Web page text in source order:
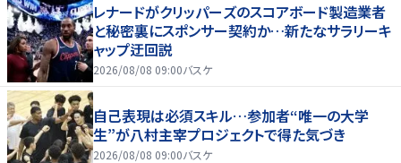
レナードがクリッパーズのスコアボード製造業者
と秘密裏にスポンサー契約か‬…新たなサラリーキ
ャップ迂回説
2026/08/08 09:00バスケ
自己表現は必須スキル…参加者“唯一の大学
生”が八村主宰プロジェクトで得た気づき
2026/08/08 09:00バスケ